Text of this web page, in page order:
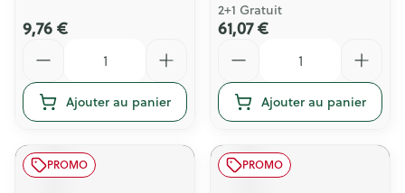
9,76 €
Ajouter au panier
2+1 Gratuit
61,07 €
Ajouter au panier
PROMO PROMO